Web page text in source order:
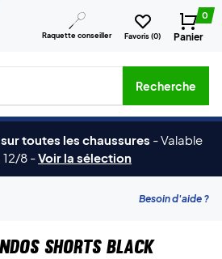
Raquette conseiller Favoris (0)
0
Panier
produits, de marques, etc.
Recherche
toutes les chaussures -Valable
12/8 -Voir la sélection
Besoin d'aide ?
Shorts Black